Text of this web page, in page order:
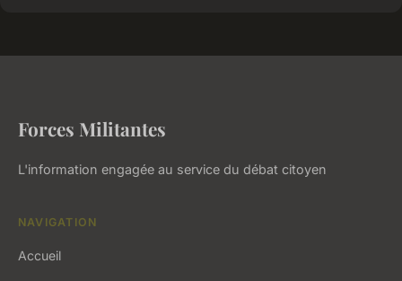
Forces Militantes
L'information engagée au service du débat citoyen
NAVIGATION
Accueil